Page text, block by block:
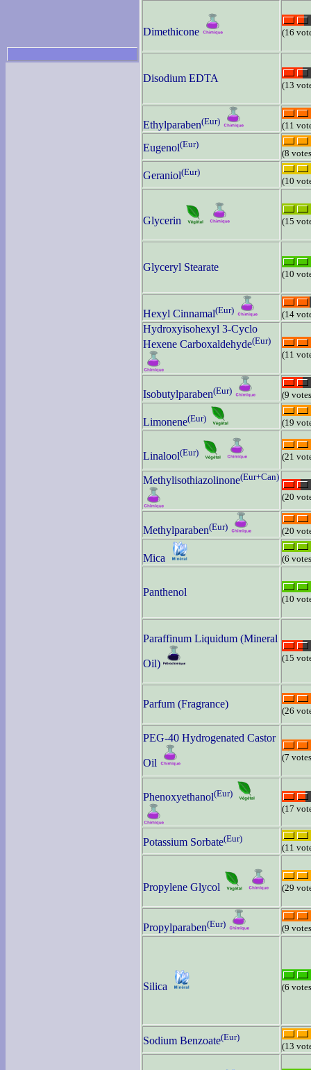
Dimethicone (16
Disodium EDTA
(13
Ethylparaben(Eur) (11
Eugenol(Eur)
(8
Geraniol(Eur)
(10
Glycerin (15
Glyceryl Stearate
(10
Hexyl Cinnamal(Eur) (14
Hydroxyisohexyl 3-Cyclo
Hexene Carboxaldehyde(Eur)
(11
Isobutylparaben(Eur) (9
Limonene(Eur) (19
Linalool(Eur) (21
Methylisothiazolinone(Eur+Can)
(20
Methylparaben(Eur) (20
Mica (6
Panthenol
(10
Paraffinum Liquidum (Mineral
Oil) (15
Parfum (Fragrance)
(26
PEG-40 Hydrogenated Castor
Oil (7
Phenoxyethanol(Eur)
(17
Potassium Sorbate(Eur)
(11
Propylene Glycol (29
Propylparaben(Eur) (9
Silica (6
Sodium Benzoate(Eur)
(13